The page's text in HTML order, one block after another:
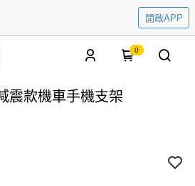
開啟APP
0
震款機車手機支架